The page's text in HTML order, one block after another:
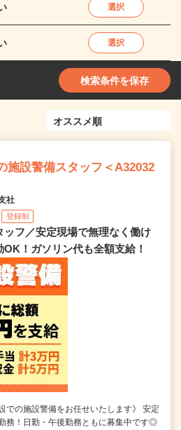
選択
選択
検索条件を保存
施設警備スタッフ＜A32032
社
登録制
ッフ／安定現場で無理なく働け
！ガソリン代も全額支給！
での施設警備をお任せいたします》 安定
務！日勤・午後勤務ともに募集中です◎